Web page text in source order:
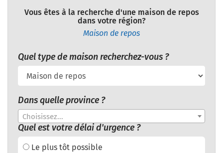
Vous êtes à la recherche d'une maison de repos
dans votre région?
Maison de repos
Quel type de maison recherchez-vous ?
Dans quelle province ?
Choisissez...
Quel est votre délai d'urgence ?
Le plus tôt possible